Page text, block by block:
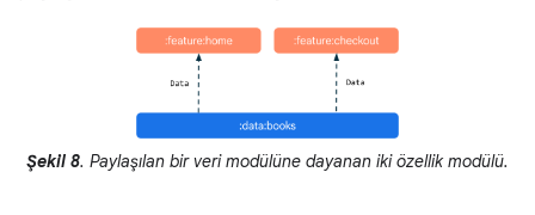
Şekil 8. Paylaşılan bir veri modülüne dayanan iki özellik modülü.